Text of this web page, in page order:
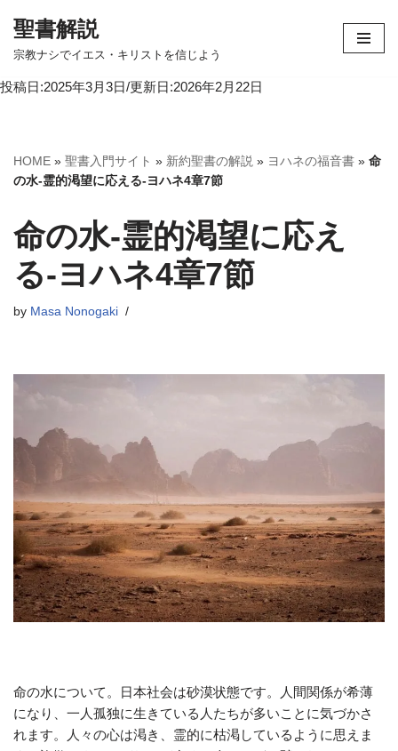
コ
テ
へ
ス
プ
聖書解説
宗教ナシでイエス・キリストを信じよう
投稿日:2025年3月3日/更新日:2026年2月22日
HOME » 聖書入門サイト » 新約聖書の解説 » ヨハネの福音書 » 命
の水-霊的渇望に応える-ヨハネ4章7節
命の水-霊的渇望に応え
る-ヨハネ4章7節
by Masa Nonogaki
命の水について。日本社会は砂漠状態です。人間関係が希薄
になり、一人孤独に生きている人たちが多いことに気づかさ
れます。人々の心は渇き、霊的に枯渇しているように思えま